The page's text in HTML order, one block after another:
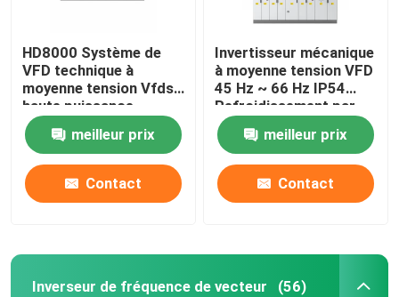
HD8000 Système de
VFD technique à
moyenne tension Vfds
haute puissance
meilleur prix
Contact
Invertisseur mécanique
à moyenne tension VFD
45 Hz ~ 66 Hz IP54
Refroidissement par
liquide
meilleur prix
Contact
Inverseur de fréquence de vecteur (56)